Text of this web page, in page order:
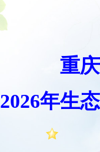
重
2026年生